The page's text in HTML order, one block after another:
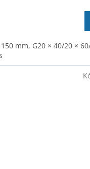
mm, G20 × 40/20 ×